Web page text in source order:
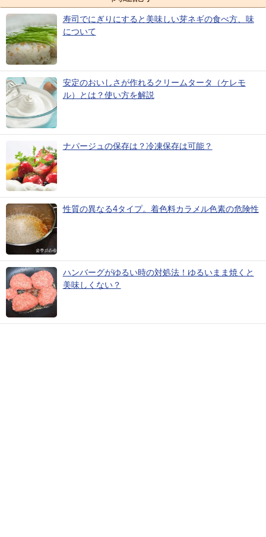
寿司でにぎりにすると美味しい芽ネギの食べ方、味
について
安定のおいしさが作れるクリームタータ（ケレモ
ル）とは？使い方を解説
ナパージュの保存は？冷凍保存は可能？
性質の異なる4タイプ。着色料カラメル色素の危険性
ハンバーグがゆるい時の対処法！ゆるいまま焼くと
美味しくない？